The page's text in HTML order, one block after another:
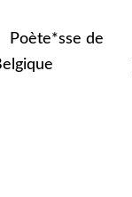
Poète*sse de